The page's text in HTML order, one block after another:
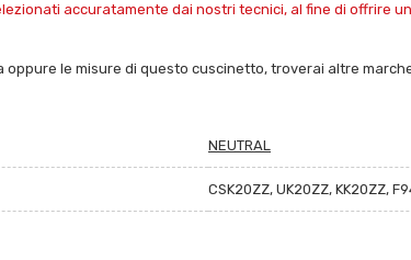
accuratamente dai nostri tecnici, al fine di offrire
oppure le misure di questo cuscinetto, troverai altre
NEUTRAL
CSK20ZZ, UK20ZZ, KK20ZZ,